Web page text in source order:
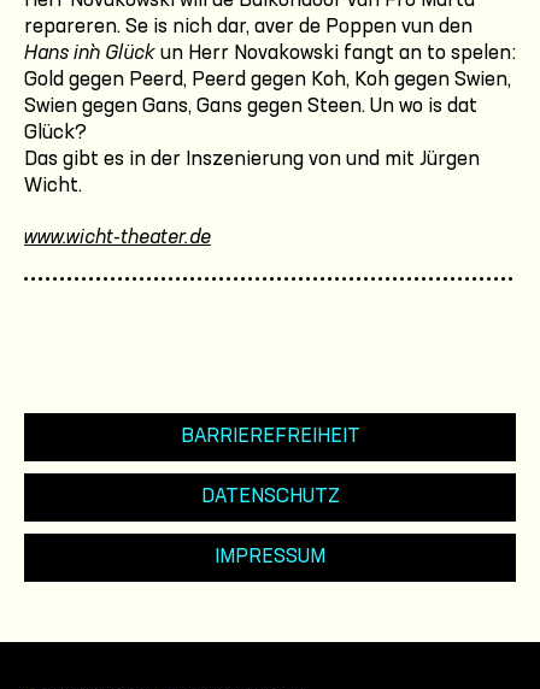
repareren. Se is nich dar, aver de Poppen vun den
Hans in`n Glück un Herr Novakowski fangt an to spelen:
Gold gegen Peerd, Peerd gegen Koh, Koh gegen Swien,
Swien gegen Gans, Gans gegen Steen. Un wo is dat
Glück?
Das gibt es in der Inszenierung von und mit Jürgen
Wicht.
www.wicht-theater.de
BARRIEREFREIHEIT
DATENSCHUTZ
IMPRESSUM